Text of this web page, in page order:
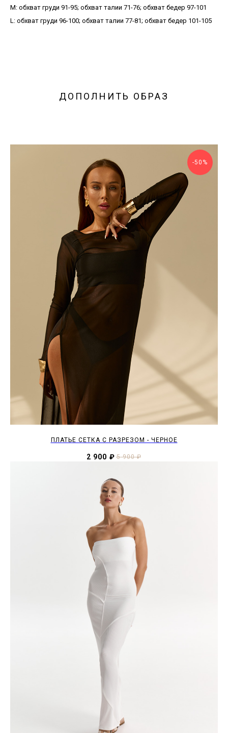
М: обхват груди 91-95; обхват талии 71-76; обхват бедер 97-101
L: обхват груди 96-100; обхват талии 77-81; обхват бедер 101-105
ДОПОЛНИТЬ ОБРАЗ
-50%
ПЛАТЬЕ СЕТКА С РАЗРЕЗОМ - ЧЕРНОЕ
2 900 ₽ 5 900 ₽